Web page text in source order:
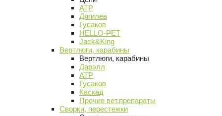
АТР
Дягилев
Гусаков
HELLO-PET
Jack&King
Вертлюги, карабины
Вертлюги, карабины
Дарэлл
АТР
Гусаков
Каскад
Прочие вет.препараты
Сворки, перестежки